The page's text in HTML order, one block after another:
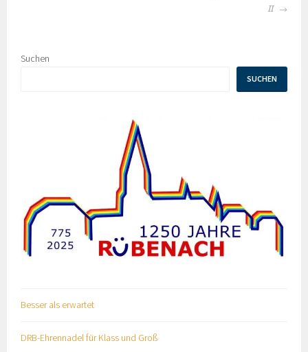
II
Suchen
SUCHEN
Besser als erwartet
DRB-Ehrennadel für Klass und Groß